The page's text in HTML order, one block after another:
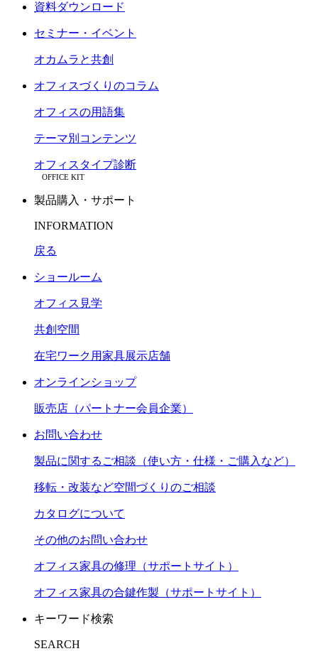
資料ダウンロード
セミナー・イベント
オカムラと共創
オフィスづくりのコラム
オフィスの用語集
テーマ別コンテンツ
オフィスタイプ診断
OFFICE KIT
製品購入・サポート
INFORMATION
戻る
ショールーム
オフィス見学
共創空間
在宅ワーク用家具展示店舗
オンラインショップ
販売店（パートナー会員企業）
お問い合わせ
製品に関するご相談（使い方・仕様・ご購入など）
移転・改装など空間づくりのご相談
カタログについて
その他のお問い合わせ
オフィス家具の修理（サポートサイト）
オフィス家具の合鍵作製（サポートサイト）
キーワード検索
SEARCH